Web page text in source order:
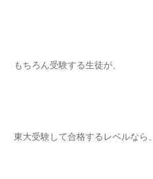
もちろん受験する生徒が、
東大受験して合格するレベルなら、